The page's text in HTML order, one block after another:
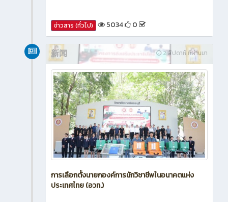
ข่าวสาร (ทั่วไป) 5034 0
2 สัปดาห์ ที่ผ่านมา
新闻
การเลือกตั้งนายกองค์การนักวิชาชีพในอนาคตแห่ง
ประเทศไทย (อวท.)